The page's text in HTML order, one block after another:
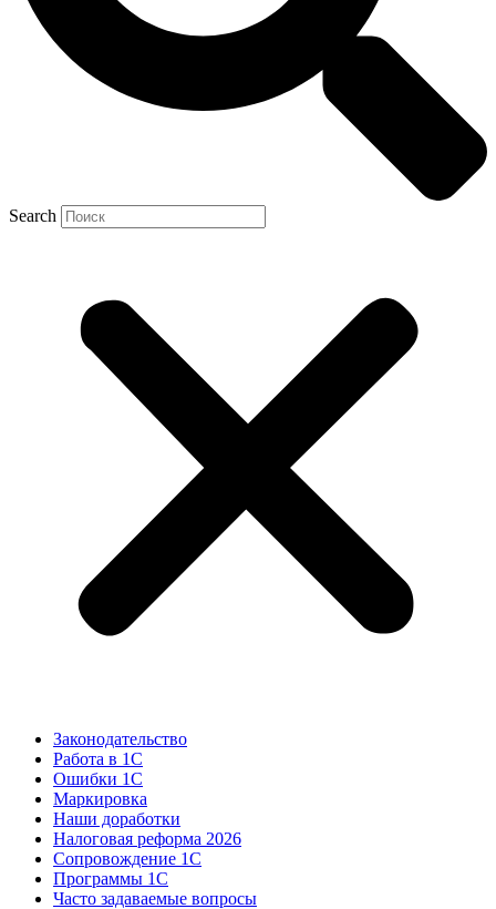
Search
Законодательство
Работа в 1С
Ошибки 1С
Маркировка
Наши доработки
Налоговая реформа 2026
Сопровождение 1С
Программы 1С
Часто задаваемые вопросы